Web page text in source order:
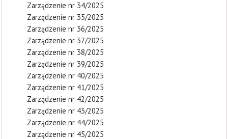
Zarządzenie nr 34/2025
Zarządzenie nr 35/2025
Zarządzenie nr 36/2025
Zarządzenie nr 37/2025
Zarządzenie nr 38/2025
Zarządzenie nr 39/2025
Zarządzenie nr 40/2025
Zarządzenie nr 41/2025
Zarządzenie nr 42/2025
Zarządzenie nr 43/2025
Zarządzenie nr 44/2025
Zarządzenie nr 45/2025